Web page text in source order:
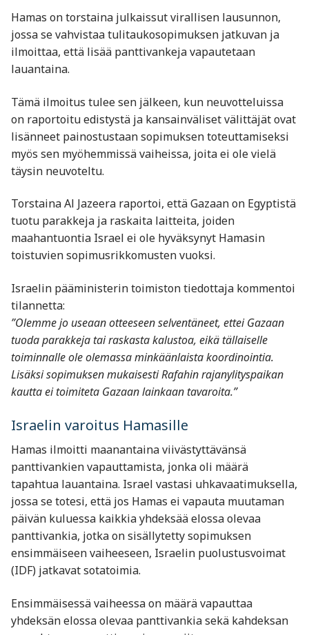
Hamas on torstaina julkaissut virallisen lausunnon,
jossa se vahvistaa tulitaukosopimuksen jatkuvan ja
ilmoittaa, että lisää panttivankeja vapautetaan
lauantaina.
Tämä ilmoitus tulee sen jälkeen, kun neuvotteluissa
on raportoitu edistystä ja kansainväliset välittäjät ovat
lisänneet painostustaan sopimuksen toteuttamiseksi
myös sen myöhemmissä vaiheissa, joita ei ole vielä
täysin neuvoteltu.
Torstaina Al Jazeera raportoi, että Gazaan on Egyptistä
tuotu parakkeja ja raskaita laitteita, joiden
maahantuontia Israel ei ole hyväksynyt Hamasin
toistuvien sopimusrikkomusten vuoksi.
Israelin pääministerin toimiston tiedottaja kommentoi
tilannetta:
”Olemme jo useaan otteeseen selventäneet, ettei Gazaan
tuoda parakkeja tai raskasta kalustoa, eikä tällaiselle
toiminnalle ole olemassa minkäänlaista koordinointia.
Lisäksi sopimuksen mukaisesti Rafahin rajanylityspaikan
kautta ei toimiteta Gazaan lainkaan tavaroita.”
Israelin varoitus Hamasille
Hamas ilmoitti maanantaina viivästyttävänsä
panttivankien vapauttamista, jonka oli määrä
tapahtua lauantaina. Israel vastasi uhkavaatimuksella,
jossa se totesi, että jos Hamas ei vapauta muutaman
päivän kuluessa kaikkia yhdeksää elossa olevaa
panttivankia, jotka on sisällytetty sopimuksen
ensimmäiseen vaiheeseen, Israelin puolustusvoimat
(IDF) jatkavat sotatoimia.
Ensimmäisessä vaiheessa on määrä vapauttaa
yhdeksän elossa olevaa panttivankia sekä kahdeksan